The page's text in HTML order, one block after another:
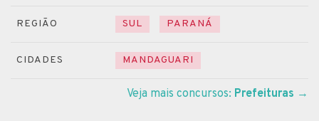
REGIÃO SUL PARANÁ
CIDADES MANDAGUARI
Veja mais concursos: Prefeituras →